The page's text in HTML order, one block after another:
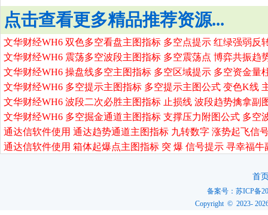
点击查看更多精品推荐资源...
文华财经WH6 双色多空看盘主图指标 多空点提示 红绿强弱反
文华财经WH6 震荡多空波段主图指标 多空震荡点 博弈共振趋
文华财经WH6 操盘线多空主图指标 多空区域提示 多空资金量
文华财经WH6 多空提示主图指标 多空提示主图公式 变色K线
文华财经WH6 波段二次必胜主图指标 止损线 波段趋势擒拿副
文华财经WH6 多空掘金通道主图指标 支撑压力附图公式 多空
通达信软件使用 通达趋势通道主图指标 九转数字 涨势起飞信
通达信软件使用 箱体起爆点主图指标 突 爆 信号提示 寻幸福
首
备案号：苏ICP备
Copyright © 2023-